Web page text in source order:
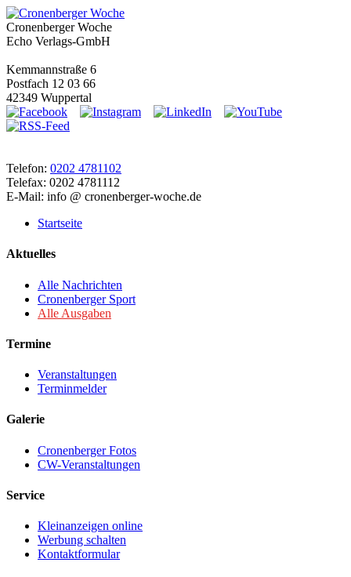
Cronenberger Woche
Echo Verlags-GmbH
Kemmannstraße 6
Postfach 12 03 66
42349 Wuppertal
Telefon: 0202 4781102
Telefax: 0202 4781112
E-Mail: info @ cronenberger-woche.de
Startseite
Aktuelles
Alle Nachrichten
Cronenberger Sport
Alle Ausgaben
Termine
Veranstaltungen
Terminmelder
Galerie
Cronenberger Fotos
CW-Veranstaltungen
Service
Kleinanzeigen online
Werbung schalten
Kontaktformular